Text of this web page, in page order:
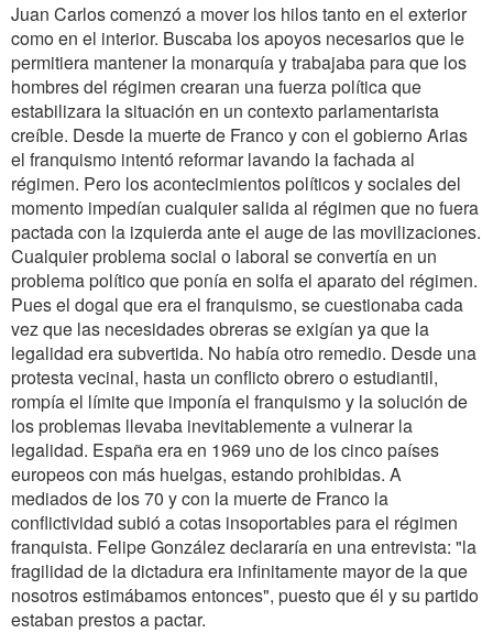
Juan Carlos comenzó a mover los hilos tanto en el exterior
como en el interior. Buscaba los apoyos necesarios que le
permitiera mantener la monarquía y trabajaba para que los
hombres del régimen crearan una fuerza política que
estabilizara la situación en un contexto parlamentarista
creíble. Desde la muerte de Franco y con el gobierno Arias
el franquismo intentó reformar lavando la fachada al
régimen. Pero los acontecimientos políticos y sociales del
momento impedían cualquier salida al régimen que no fuera
pactada con la izquierda ante el auge de las movilizaciones.
Cualquier problema social o laboral se convertía en un
problema político que ponía en solfa el aparato del régimen.
Pues el dogal que era el franquismo, se cuestionaba cada
vez que las necesidades obreras se exigían ya que la
legalidad era subvertida. No había otro remedio. Desde una
protesta vecinal, hasta un conflicto obrero o estudiantil,
rompía el límite que imponía el franquismo y la solución de
los problemas llevaba inevitablemente a vulnerar la
legalidad. España era en 1969 uno de los cinco países
europeos con más huelgas, estando prohibidas. A
mediados de los 70 y con la muerte de Franco la
conflictividad subió a cotas insoportables para el régimen
franquista. Felipe González declararía en una entrevista: "la
fragilidad de la dictadura era infinitamente mayor de la que
nosotros estimábamos entonces", puesto que él y su partido
estaban prestos a pactar.